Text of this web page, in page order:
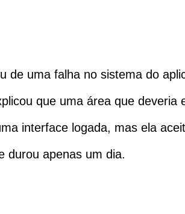
de uma falha no sistema do
que uma área que deveria
interface logada, mas ela
durou apenas um dia.